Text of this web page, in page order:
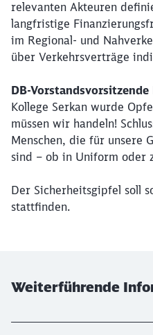
relevanten Akteuren
langfristige
im Regional- und
über Verkehrsverträge
DB-Vorstandsvorsitzende
Kollege Serkan wurde
müssen wir handeln!
Menschen, die für unsere
sind – ob in Uniform oder
Der Sicherheitsgipfel soll
stattfinden.
Weiterführende
Möchten Sie zu
werden?